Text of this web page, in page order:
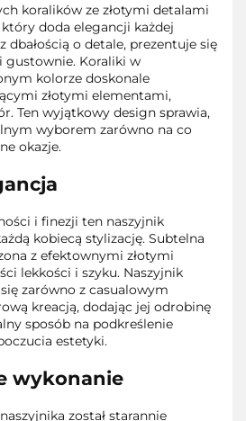
koralików ze złotymi detalami
doda elegancji każdej
dbałością o detale, prezentuje się
gustownie. Koraliki w
kolorze doskonale
złotymi elementami,
Ten wyjątkowy design sprawia,
wyborem zarówno na co
okazje.
i finezji ten naszyjnik
kobiecą stylizację. Subtelna
z efektownymi złotymi
lekkości i szyku. Naszyjnik
zarówno z casualowym
kreacją, dodając jej odrobinę
sposób na podkreślenie
estetyki.
wykonanie
został starannie